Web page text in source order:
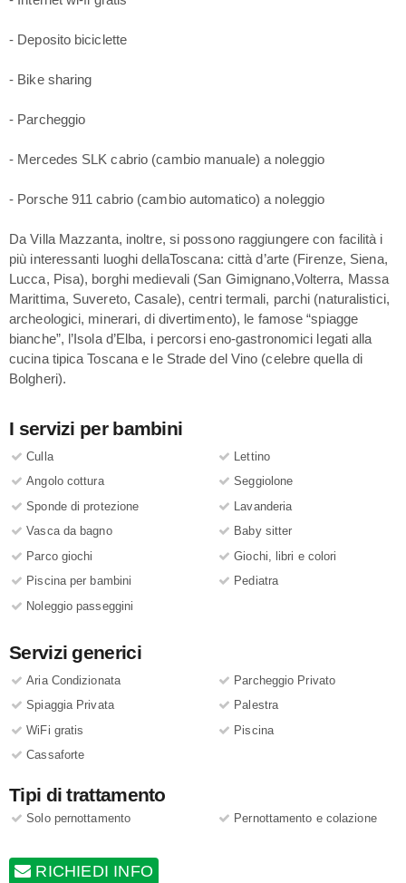
- Deposito biciclette
- Bike sharing
- Parcheggio
- Mercedes SLK cabrio (cambio manuale) a noleggio
- Porsche 911 cabrio (cambio automatico) a noleggio
Da Villa Mazzanta, inoltre, si possono raggiungere con facilità i
più interessanti luoghi dellaToscana: città d’arte (Firenze, Siena,
Lucca, Pisa), borghi medievali (San Gimignano,Volterra, Massa
Marittima, Suvereto, Casale), centri termali, parchi (naturalistici,
archeologici, minerari, di divertimento), le famose “spiagge
bianche”, l’Isola d’Elba, i percorsi eno-gastronomici legati alla
cucina tipica Toscana e le Strade del Vino (celebre quella di
Bolgheri).
I servizi per bambini
Culla
Lettino
Angolo cottura
Seggiolone
Sponde di protezione
Lavanderia
Vasca da bagno
Baby sitter
Parco giochi
Giochi, libri e colori
Piscina per bambini
Pediatra
Noleggio passeggini
Servizi generici
Aria Condizionata
Parcheggio Privato
Spiaggia Privata
Palestra
WiFi gratis
Piscina
Cassaforte
Tipi di trattamento
Solo pernottamento Pernottamento e colazione
RICHIEDI INFO